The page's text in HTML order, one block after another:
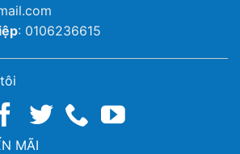
: 0106236615
MÃI